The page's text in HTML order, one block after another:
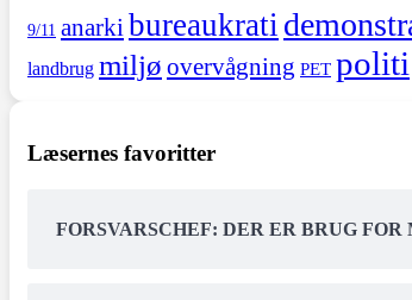
9/11 anarki bureaukrati
landbrug miljø overvågning PET politi
Læsernes favoritter
FORSVARSCHEF: DER ER BRUG